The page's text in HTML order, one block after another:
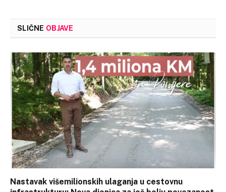
SLIČNE OBJAVE
Nastavak višemilionskih ulaganja u cestovnu